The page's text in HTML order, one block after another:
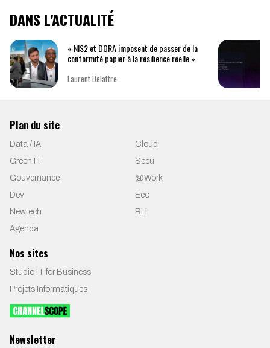
DANS L'ACTUALITÉ
« NIS2 et DORA imposent de passer de la
conformité papier à la résilience réelle »
Laurent Delattre
Plan du site
Data / IA
Cloud
Green IT
Secu
Gouvernance
@Work
Dev
Eco
Newtech
RH
Agenda
Nos sites
Studio IT for Business
Projets Informatiques
Newsletter